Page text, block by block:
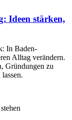
Ideen stärken,
In Baden-
Alltag verändern.
Gründungen zu